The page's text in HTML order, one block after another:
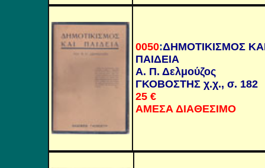
0050:ΔΗΜΟΤΙΚΙΣΜΟΣ
ΠΑΙΔΕΙΑ
Α. Π. Δελμούζος
ΓΚΟΒΟΣΤΗΣ χ.χ., σ. 182
25 €
ΑΜΕΣΑ ΔΙΑΘΕΣΙΜΟ